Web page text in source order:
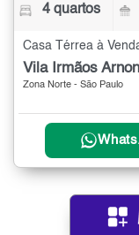
4 quartos
Casa Térrea à
Vila Irmãos
Zona Norte - São Paulo